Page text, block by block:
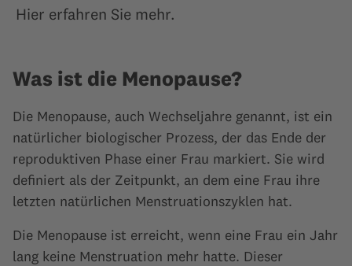
Hier erfahren Sie mehr.
Was ist die Menopause?
Die Menopause, auch Wechseljahre genannt, ist ein
natürlicher biologischer Prozess, der das Ende der
reproduktiven Phase einer Frau markiert. Sie wird
definiert als der Zeitpunkt, an dem eine Frau ihre
letzten natürlichen Menstruationszyklen hat.
Die Menopause ist erreicht, wenn eine Frau ein Jahr
lang keine Menstruation mehr hatte. Dieser